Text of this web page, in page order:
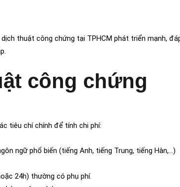
thuật công chứng tại TPHCM phát triển mạnh,
công chứng
tiêu chí chính để tính chi phí:
ngữ phổ biến (tiếng Anh, tiếng Trung, tiếng Hàn,…)
24h) thường có phụ phí.